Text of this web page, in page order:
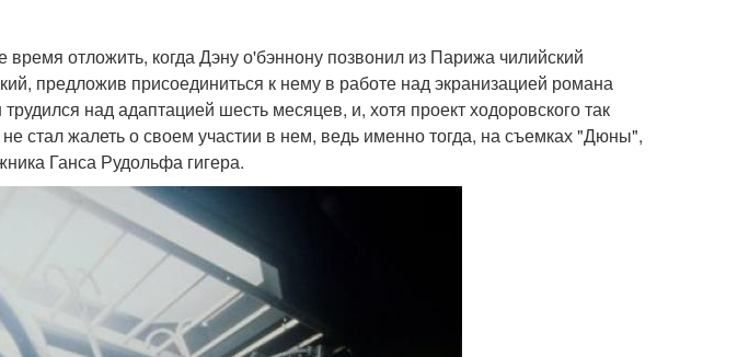
отложить, когда Дэну о'бэннону позвонил из Парижа чилийский
предложив присоединиться к нему в работе над экранизацией романа
над адаптацией шесть месяцев, и, хотя проект ходоровского так
не стал жалеть о своем участии в нем, ведь именно тогда, на съемках "Дюны",
Ганса Рудольфа гигера.